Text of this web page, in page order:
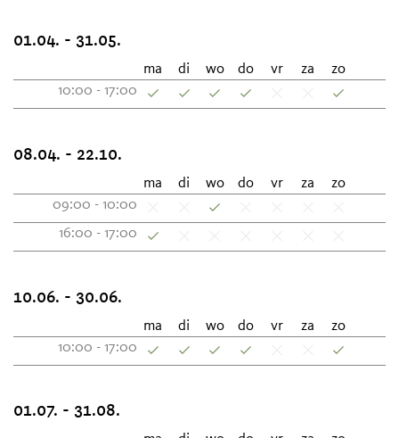
01.04. - 31.05.
ma di wo do vr za
zo
10:00 - 17:00
08.04. - 22.10.
ma di wo do vr za
zo
09:00 - 10:00
16:00 - 17:00
10.06. - 30.06.
ma di wo do vr za
zo
10:00 - 17:00
01.07. - 31.08.